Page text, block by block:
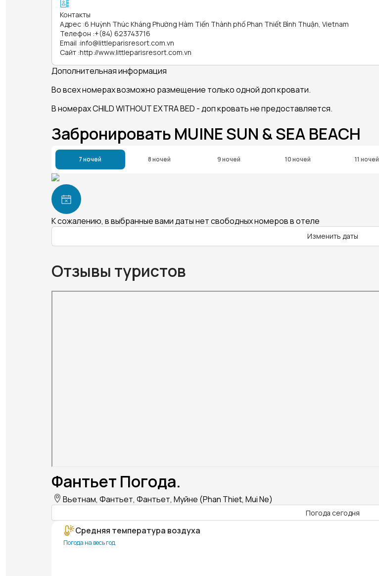
Контакты
Адрес :6 Huỳnh Thúc Kháng Phường Hàm Tiến Thành phố Phan Thiết Bình Thuận, Vietnam
Телефон :+(84) 623743716
Email :info@littleparisresort.com.vn
Сайт :http://www.littleparisresort.com.vn
Дополнительная информация
Во всех номерах возможно размещение только одной доп кровати.
В номерах CHILD WITHOUT EXTRA BED - доп кровать не предоставляется.
Забронировать MUINE SUN & SEA BEACH
7 ночей 8 ночей 9 ночей 10 ночей 11 ночей
К сожалению, в выбранные вами даты нет свободных номеров в отеле
Изменить даты
Отзывы туристов
Фантьет Погода.
Вьетнам, Фантьет, Фантьет, Муйне (Phan Thiet, Mui Ne)
Погода сегодня
Средняя температура воздуха
Погода на весь год